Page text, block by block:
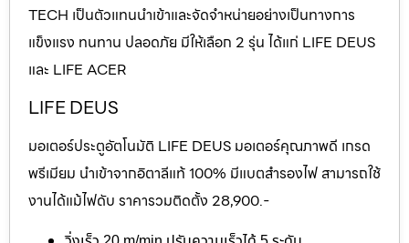
TECH เป็นตัวแทนนำเข้าและจัดจำหน่ายอย่างเป็นทางการ
แข็งแรง ทนทาน ปลอดภัย มีให้เลือก 2 รุ่น ได้แก่ LIFE DEUS
และ LIFE ACER
LIFE DEUS
มอเตอร์ประตูอัตโนมัติ LIFE DEUS มอเตอร์คุณภาพดี เกรด
พรีเมียม นำเข้าจากอิตาลีแท้ 100% มีแบตสำรองไฟ สามารถใช้
งานได้แม้ไฟดับ ราคารวมติดตั้ง 28,900.-